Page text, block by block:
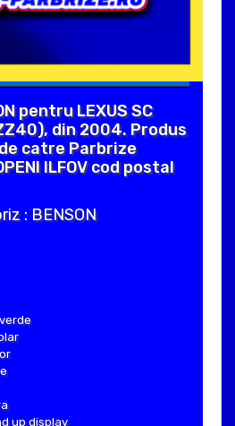
pentru LEXUS SC
din 2004. Produs
catre Parbrize
ILFOV cod postal
: BENSON
up display